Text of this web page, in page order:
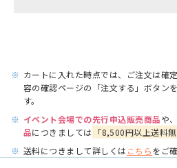
※ カートに入れた時点では、ご注文は確
容の確認ページの「注文する」ボタン
す。
※ イベント会場での先行申込販売商品や、
品につきましては 「8,500円以上送料
※ 送料につきまして詳しくはこちらをご